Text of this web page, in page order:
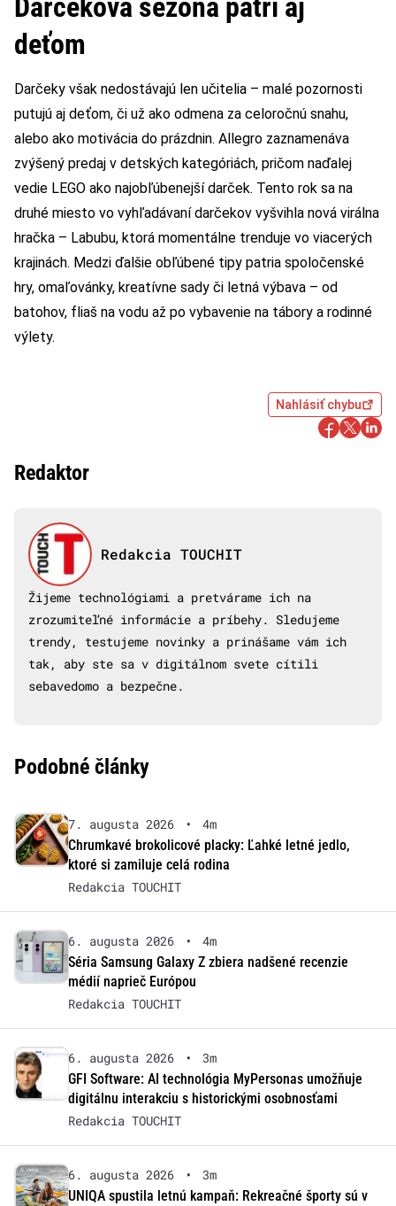
Darčeková sezóna patrí aj
deťom
Darčeky však nedostávajú len učitelia – malé pozornosti
putujú aj deťom, či už ako odmena za celoročnú snahu,
alebo ako motivácia do prázdnin. Allegro zaznamenáva
zvýšený predaj v detských kategóriách, pričom naďalej
vedie LEGO ako najobľúbenejší darček. Tento rok sa na
druhé miesto vo vyhľadávaní darčekov vyšvihla nová virálna
hračka – Labubu, ktorá momentálne trenduje vo viacerých
krajinách. Medzi ďalšie obľúbené tipy patria spoločenské
hry, omaľovánky, kreatívne sady či letná výbava – od
batohov, fliaš na vodu až po vybavenie na tábory a rodinné
výlety.
Nahlásiť chybu
Redaktor
Redakcia TOUCHIT
Žijeme technológiami a pretvárame ich na
zrozumiteľné informácie a príbehy. Sledujeme
trendy, testujeme novinky a prinášame vám ich
tak, aby ste sa v digitálnom svete cítili
sebavedomo a bezpečne.
Podobné články
7. augusta 2026 •
4m
Chrumkavé brokolicové placky: Ľahké letné jedlo,
ktoré si zamiluje celá rodina
Redakcia TOUCHIT
6. augusta 2026 •
4m
Séria Samsung Galaxy Z zbiera nadšené recenzie
médií naprieč Európou
Redakcia TOUCHIT
6. augusta 2026 •
3m
GFI Software: AI technológia MyPersonas umožňuje
digitálnu interakciu s historickými osobnosťami
Redakcia TOUCHIT
6. augusta 2026 •
3m
UNIQA spustila letnú kampaň: Rekreačné športy sú v